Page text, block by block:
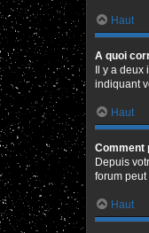
Haut
A quoi
Il y a
indiquant
Haut
Comment
Depuis
forum
Haut